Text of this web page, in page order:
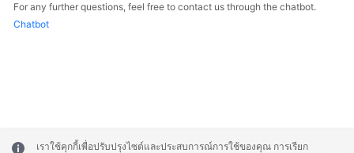
For any further questions, feel free to contact us through the chatbot.
Chatbot
เราใช้คุกกี้เพื่อปรับปรุงไซต์และประสบการณ์การใช้ของคุณ การเรียก